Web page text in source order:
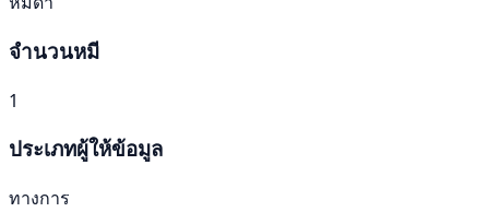
จำนวนหมี
1
ประเภทผู้ให้ข้อมูล
ทางการ